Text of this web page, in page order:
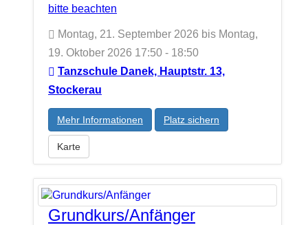
bitte beachten
Montag, 21. September 2026 bis Montag,
19. Oktober 2026 17:50 - 18:50
Tanzschule Danek, Hauptstr. 13,
Stockerau
Mehr Informationen Platz sichern
Karte
Grundkurs/Anfänger